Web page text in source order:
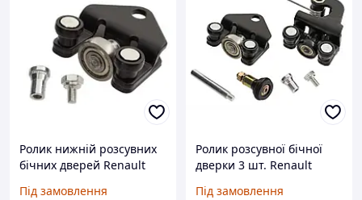
Ролик нижній розсувних
бічних дверей Renault
Під замовлення
Ролик розсувної бічної
дверки 3 шт. Renault
Під замовлення